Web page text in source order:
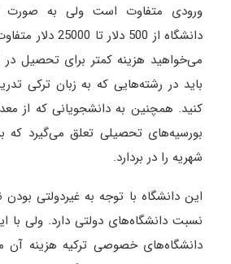
ورودی متفاوت است ولی به صورت
دانشگاه از 500
می‌خواهید هزینه کمتر برای تحصیل در
باید در رشته‌هایی که به زبان ترکی
کنید. همچنین به دانشجویانی که از
بورسیه‌های تحصیلی تعلق می‌گیرد که
شهریه را در بردارد.
این دانشگاه با توجه به غیردولتی بودن
نسبت دانشگاه‌های دولتی دارد. ولی با
دانشگاه‌های خصوصی ترکیه هزینه آن